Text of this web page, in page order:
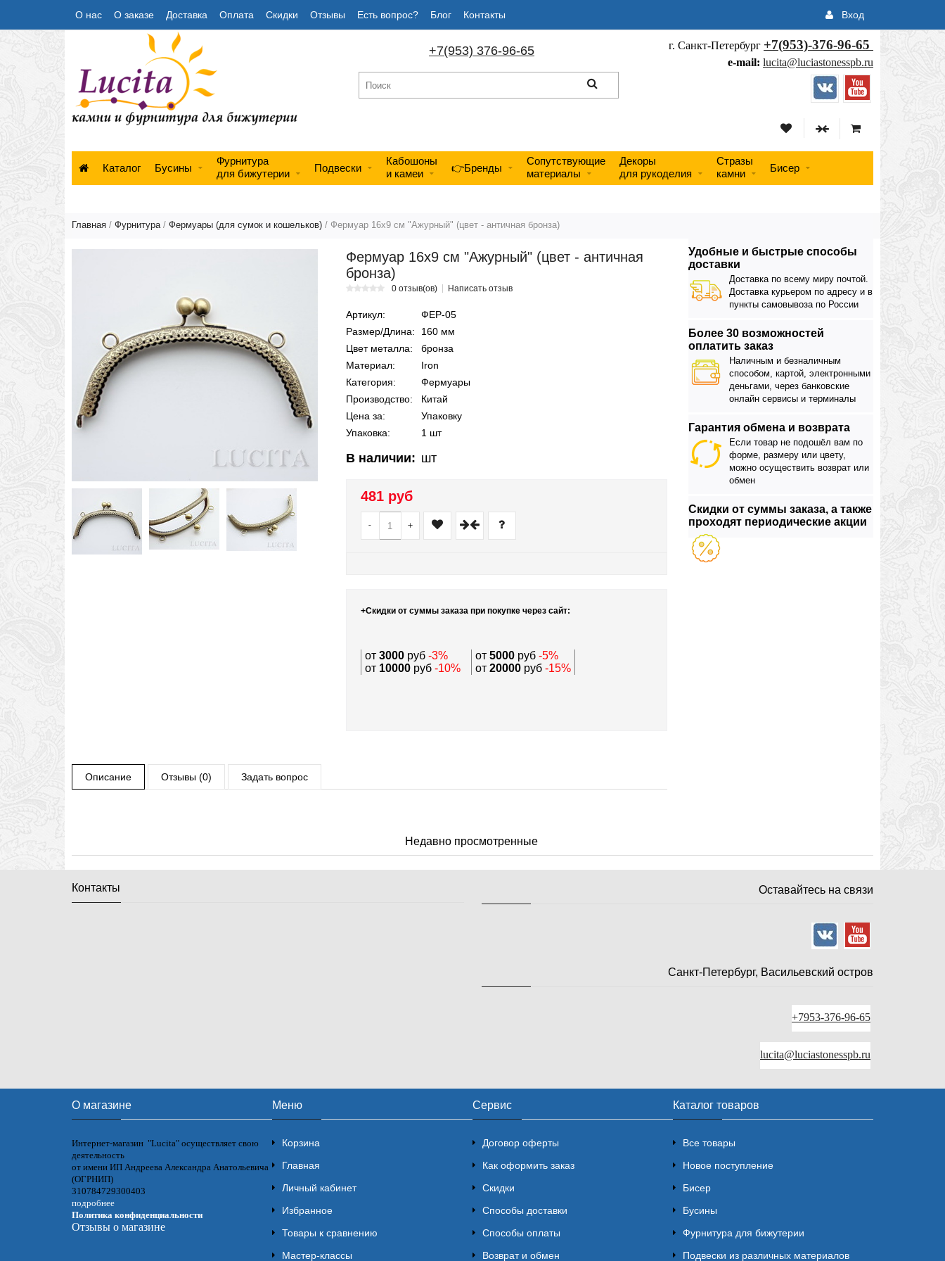
О нас О заказе Доставка Оплата Скидки Отзывы Есть вопрос? Блог Контакты Вход
г. Санкт-Петербург +7(953)-376-96-65
e-mail: lucita@luciastonesspb.ru
+7(953) 376-96-65
Каталог Бусины
Фурнитура
для бижутерии
Подвески
Кабошоны
и камеи
👉Бренды
Сопутствующие
материалы
Декоры
для рукоделия
Стразы
камни
Бисер
Главная / Фурнитура/ Фермуары (для сумок и кошельков) / Фермуар 16х9 см "Ажурный" (цвет - античная бронза)
Удобные и быстрые способы
доставки
Доставка по всему миру почтой.
Доставка курьером по адресу и в
пункты самовывоза по России
Более 30 возможностей
оплатить заказ
Наличным и безналичным
способом, картой, электронными
деньгами, через банковские
онлайн сервисы и терминалы
Гарантия обмена и возврата
Если товар не подошёл вам по
форме, размеру или цвету,
можно осуществить возврат или
обмен
Скидки от суммы заказа, а также
проходят периодические акции
Фермуар 16х9 см "Ажурный" (цвет - античная
бронза)
0 отзыв(ов) Написать отзыв
Артикул:
ФЕР-05
Размер/Длина:
160 мм
Цвет металла:
бронза
Материал:
Iron
Категория:
Фермуары
Производство:
Китай
Цена за:
Упаковку
Упаковка:
1 шт
В наличии: шт
481 руб
- +
+Скидки от суммы заказа при покупке через сайт:
от3000руб -3% от 5000руб-5%
от 10000руб -10% от 20000руб -15%
Описание Отзывы (0) Задать вопрос
Недавно просмотренные
Контакты Оставайтесь на связи
Санкт-Петербург, Васильевский остров
+7953-376-96-65
lucita@luciastonesspb.ru
О магазине
Интернет-магазин "Lucita" осуществляет свою
деятельность
от имени ИП Андреева Александра Анатольевича
(ОГРНИП)
310784729300403
подробнее
Политика конфиденциальности
Отзывы о магазине
Меню
Корзина
Главная
Личный кабинет
Избранное
Товары к сравнению
Мастер-классы
Сервис
Договор оферты
Как оформить заказ
Скидки
Способы доставки
Способы оплаты
Возврат и обмен
Каталог товаров
Все товары
Новое поступление
Бисер
Бусины
Фурнитура для бижутерии
Подвески из различных материалов